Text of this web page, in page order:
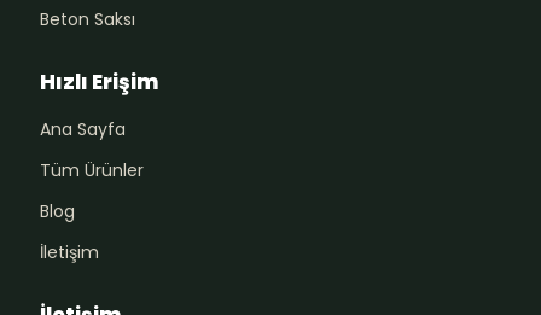
Beton Saksı
Hızlı Erişim
Ana Sayfa
Tüm Ürünler
Blog
İletişim